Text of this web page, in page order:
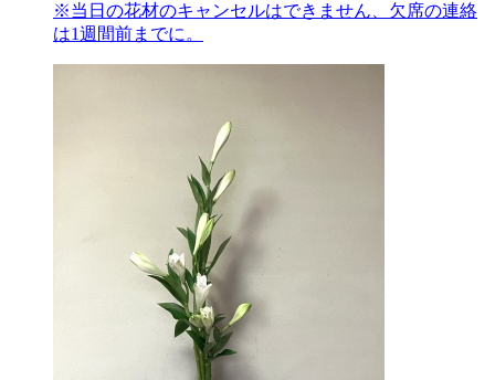
※当日の花材のキャンセルはできません、欠席の連絡
は1週間前までに。